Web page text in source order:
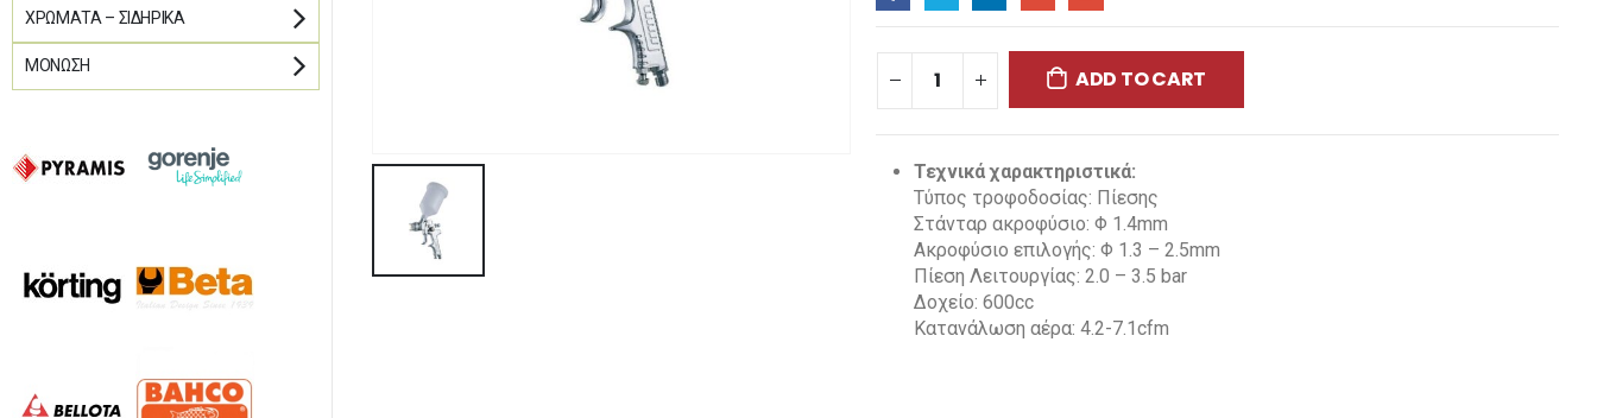
ADD TO CART
Τεχνικά χαρακτηριστικά:
Τύπος τροφοδοσίας: Πίεσης
Στάνταρ ακροφύσιο: Φ 1.4mm
Ακροφύσιο επιλογής: Φ 1.3 – 2.5mm
Πίεση Λειτουργίας: 2.0 – 3.5 bar
Δοχείο: 600cc
Κατανάλωση αέρα: 4.2-7.1cfm
ΧΡΏΜΑΤΑ – ΣΙΔΗΡΙΚΆ
ΜΌΝΩΣΗ